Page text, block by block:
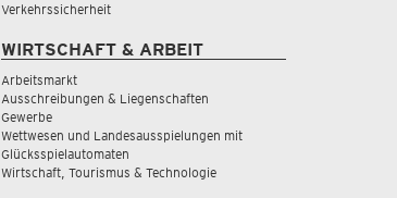
Verkehrssicherheit
WIRTSCHAFT & ARBEIT
Arbeitsmarkt
Ausschreibungen & Liegenschaften
Gewerbe
Wettwesen und Landesausspielungen mit
Glücksspielautomaten
Wirtschaft, Tourismus & Technologie